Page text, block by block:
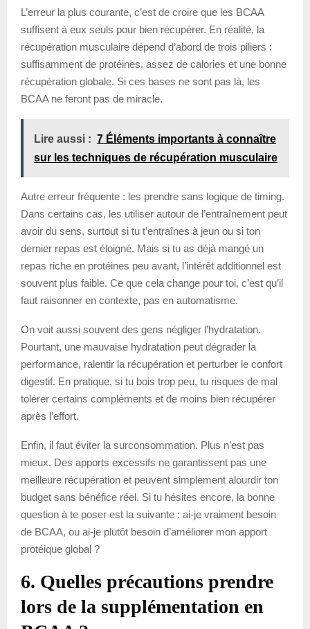
L’erreur la plus courante, c’est de croire que les BCAA
suffisent à eux seuls pour bien récupérer. En réalité, la
récupération musculaire dépend d’abord de trois piliers :
suffisamment de protéines, assez de calories et une bonne
récupération globale. Si ces bases ne sont pas là, les
BCAA ne feront pas de miracle.
Lire aussi : 7 Éléments importants à connaître
sur les techniques de récupération musculaire
Autre erreur fréquente : les prendre sans logique de timing.
Dans certains cas, les utiliser autour de l’entraînement peut
avoir du sens, surtout si tu t’entraînes à jeun ou si ton
dernier repas est éloigné. Mais si tu as déjà mangé un
repas riche en protéines peu avant, l’intérêt additionnel est
souvent plus faible. Ce que cela change pour toi, c’est qu’il
faut raisonner en contexte, pas en automatisme.
On voit aussi souvent des gens négliger l’hydratation.
Pourtant, une mauvaise hydratation peut dégrader la
performance, ralentir la récupération et perturber le confort
digestif. En pratique, si tu bois trop peu, tu risques de mal
tolérer certains compléments et de moins bien récupérer
après l’effort.
Enfin, il faut éviter la surconsommation. Plus n’est pas
mieux. Des apports excessifs ne garantissent pas une
meilleure récupération et peuvent simplement alourdir ton
budget sans bénéfice réel. Si tu hésites encore, la bonne
question à te poser est la suivante : ai-je vraiment besoin
de BCAA, ou ai-je plutôt besoin d’améliorer mon apport
protéique global ?
6. Quelles précautions prendre
lors de la supplémentation en